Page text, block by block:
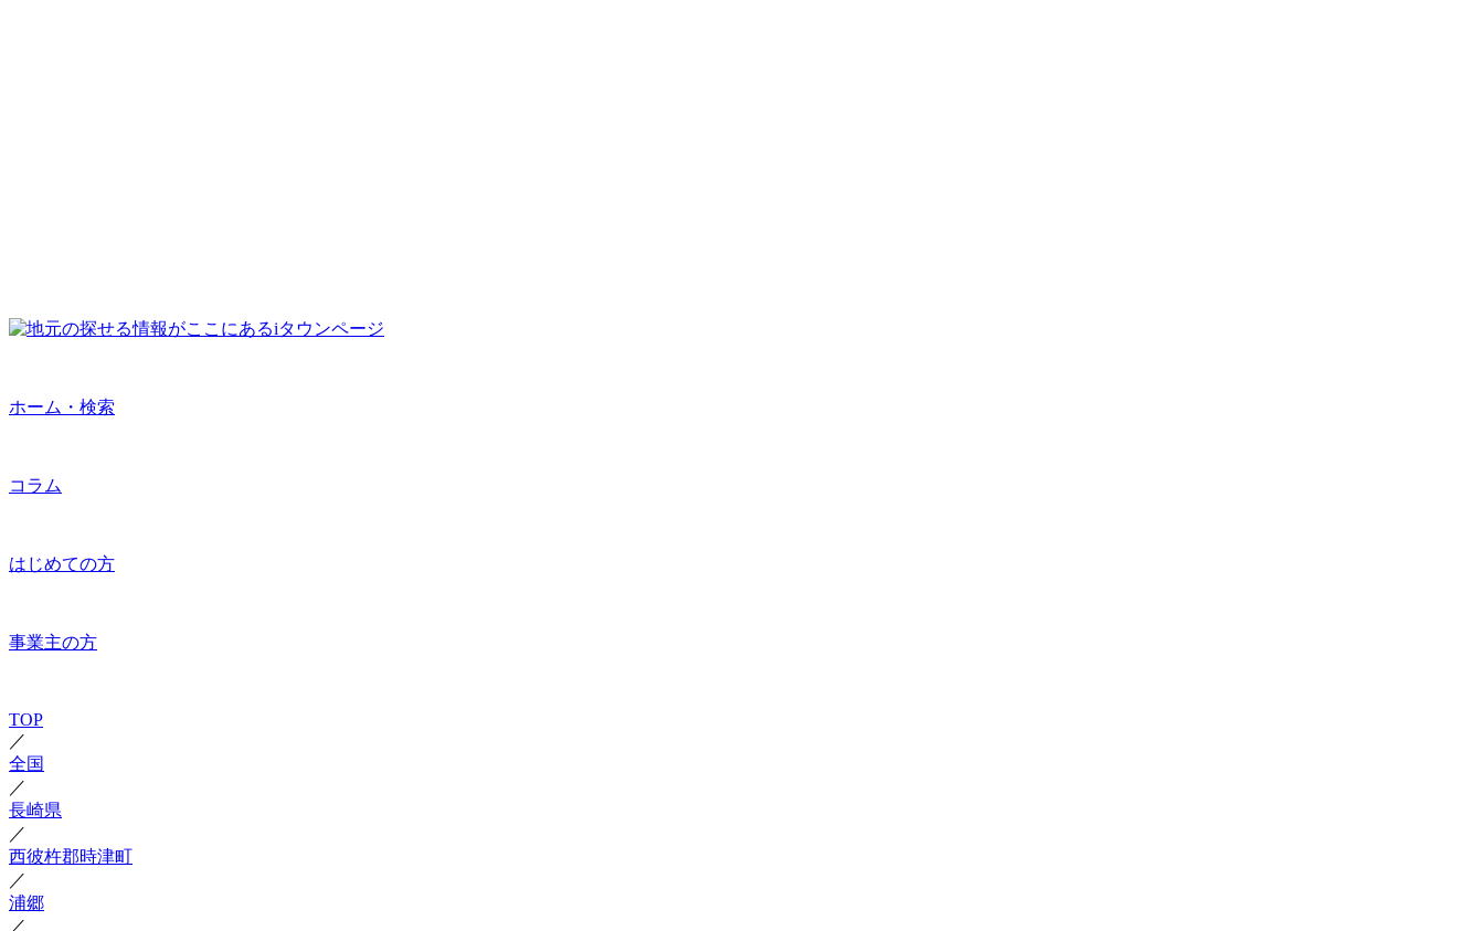
ホーム・検索
コラム
はじめての方
事業主の方
TOP
／
全国
／
長崎県
／
西彼杵郡時津町
／
浦郷
／